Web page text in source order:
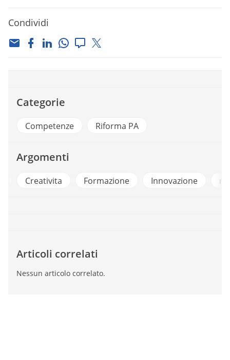
Condividi
Categorie
Competenze Riforma PA
Argomenti
Creativita Formazione Innovazione
Articoli correlati
Nessun articolo correlato.